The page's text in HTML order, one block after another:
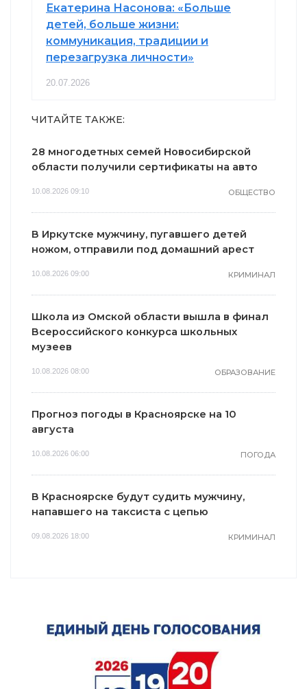
Екатерина Насонова: «Больше
детей, больше жизни:
коммуникация, традиции и
перезагрузка личности»
20.07.2026
ЧИТАЙТЕ ТАКЖЕ:
28 многодетных семей Новосибирской
области получили сертификаты на авто
10.08.2026 09:10 ОБЩЕСТВО
В Иркутске мужчину, пугавшего детей
ножом, отправили под домашний арест
10.08.2026 09:00 КРИМИНАЛ
Школа из Омской области вышла в финал
Всероссийского конкурса школьных
музеев
10.08.2026 08:00 ОБРАЗОВАНИЕ
Прогноз погоды в Красноярске на 10
августа
10.08.2026 06:00 ПОГОДА
В Красноярске будут судить мужчину,
напавшего на таксиста с цепью
09.08.2026 18:00 КРИМИНАЛ